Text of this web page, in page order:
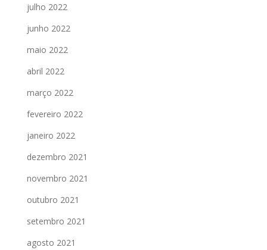
julho 2022
junho 2022
maio 2022
abril 2022
março 2022
fevereiro 2022
janeiro 2022
dezembro 2021
novembro 2021
outubro 2021
setembro 2021
agosto 2021